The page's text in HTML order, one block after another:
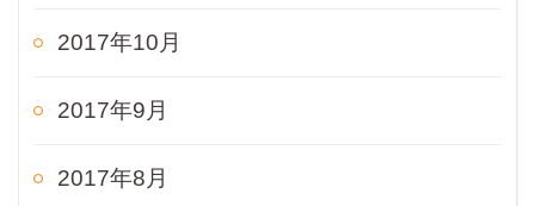
2017年10月
2017年9月
2017年8月